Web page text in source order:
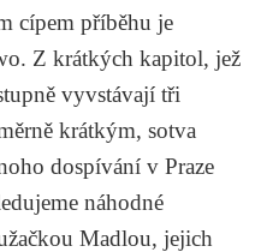
cípem příběhu je
Z krátkých kapitol, jež
vyvstávají tři
krátkým, sotva
dospívání v Praze
náhodné
Madlou, jejich